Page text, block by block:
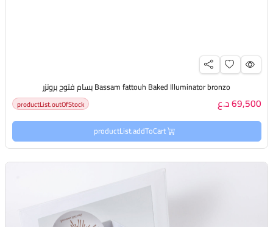
Bassam fattouh Baked Illuminator bronzo بسام فتوح برونزر
69,500 د.ع productList.outOfStock
productList.addToCart